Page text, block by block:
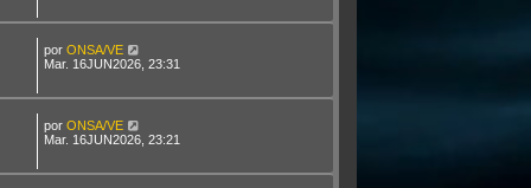
por ONSA/VE
Mar. 16JUN2026, 23:31
por ONSA/VE
Mar. 16JUN2026, 23:21